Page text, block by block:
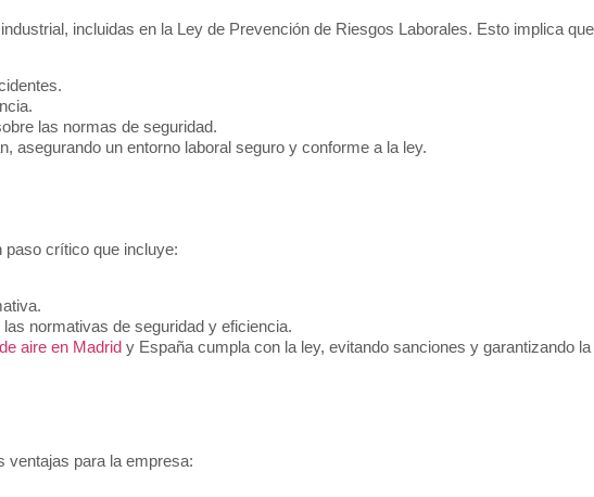
incluidas en la Ley de Prevención de Riesgos Laborales. Esto implica que
las normas de seguridad.
asegurando un entorno laboral seguro y conforme a la ley.
paso crítico que incluye:
normativas de seguridad y eficiencia.
aire en Madrid y España cumpla con la ley, evitando sanciones y garantizando la
ventajas para la empresa: